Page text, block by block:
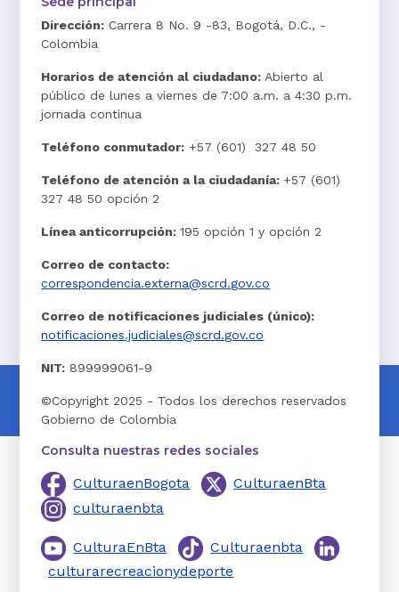
Dirección: Carrera 8 No. 9 -83, Bogotá, D.C., -
Colombia
Horarios de atención al ciudadano:Abierto al
público de lunes a viernes de 7:00 a.m. a 4:30 p.m.
jornada continua
Teléfono conmutador: +57 (601) 327 48 50
Teléfono de atención a la ciudadanía: +57 (601)
327 48 50 opción 2
Línea anticorrupción:195 opción 1 y opción 2
Correo de contacto:
correspondencia.externa@scrd.gov.co
Correo de notificaciones judiciales (único):
notificaciones.judiciales@scrd.gov.co
NIT: 899999061-9
©Copyright 2025 - Todos los derechos reservados
Gobierno de Colombia
Consulta nuestras redes sociales
CulturaenBogota
CulturaenBta
culturaenbta
CulturaEnBta
Culturaenbta
culturarecreacionydeporte